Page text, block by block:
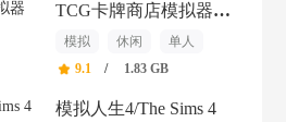
TCG卡牌商店模拟器电脑版
模拟 休闲
单人
9.1
/ 1.83 GB
模拟人生4/The Sims 4